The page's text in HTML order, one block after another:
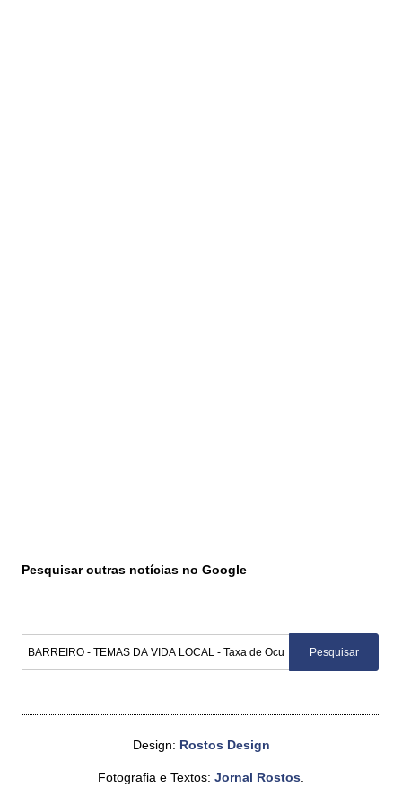
Pesquisar outras notícias no Google
Design: Rostos Design
Fotografia e Textos: Jornal Rostos.